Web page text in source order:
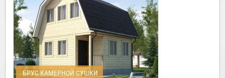
БРУС КАМЕРНОЙ СУШКИ